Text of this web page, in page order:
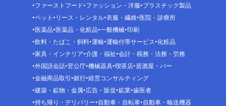
ファーストフード ファッション・洋服 プラスチック製品
ペット リース・レンタル 衣服・繊維 医院・診療所
医薬品 医薬品・化粧品 一般機械 印刷
飲料・たばこ・飼料 運輸 運輸付帯サービス 化粧品
家具・インテリア 介護・福祉 会計・税務・法務・労務
外国語会話 官公庁 機械器具 喫茶店 居酒屋・バー
金融商品取引 銀行 経営コンサルティング
建築・鉱物・金属 広告・販促 鉱業 歯医者
持ち帰り・デリバリー 自動車・自転車 自動車・輸送機器